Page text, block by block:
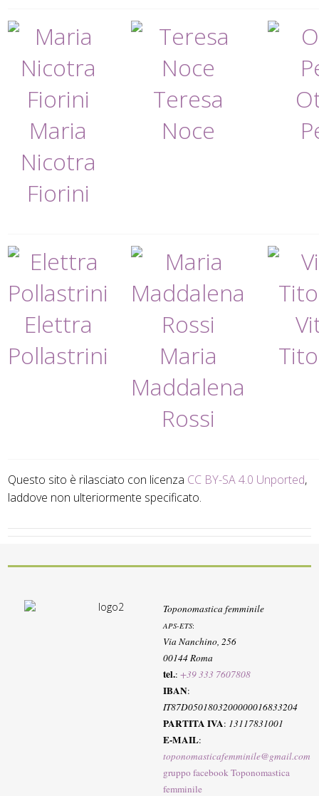
Maria
Nicotra
Fiorini
Teresa
Noce
Elettra
Pollastrini
Maria
Maddalena
Rossi
Questo sito è rilasciato con licenza CC BY-SA 4.0 Unported,
laddove non ulteriormente specificato.
Toponomastica femminile
APS-ETS:
Via Nanchino, 256
00144 Roma
tel.:+39 333 7607808
IBAN:
IT87D0501803200000016833204
PARTITA IVA: 13117831001
E-MAIL:
toponomasticafemminile@gmail.com
gruppo facebook Toponomastica
femminile